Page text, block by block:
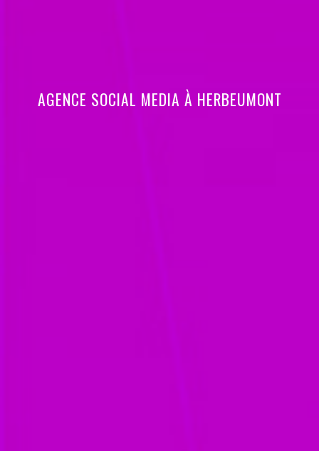
AGENCE SOCIAL MEDIA À HERBEUMONT